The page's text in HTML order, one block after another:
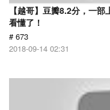
【越哥】豆瓣8.2分，一
看懂了！
# 673
2018-09-14 02:31